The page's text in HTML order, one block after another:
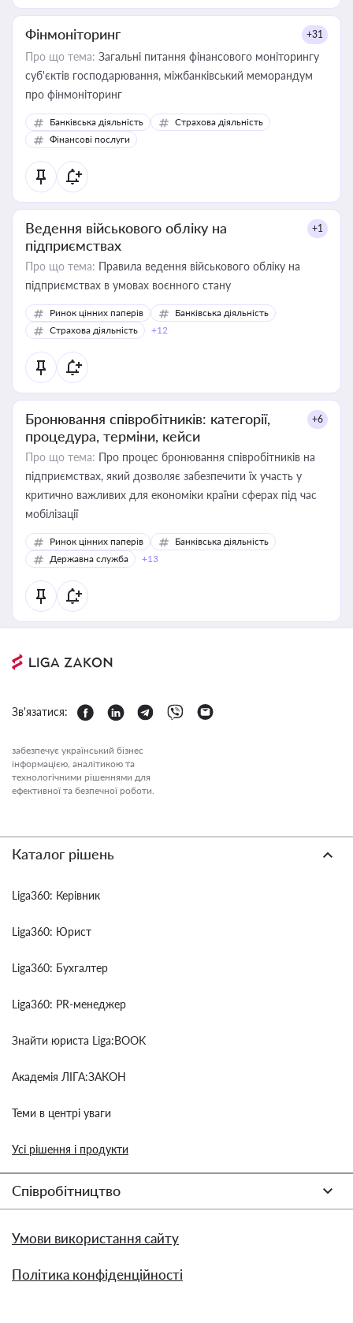
Фінмоніторинг +31
Про що тема: Загальні питання фінансового моніторингу
суб'єктів господарювання, міжбанківський меморандум
про фінмоніторинг
Банківська діяльність
Страхова діяльність
Фінансові послуги
Ведення військового обліку на
підприємствах
+1
Про що тема: Правила ведення військового обліку на
підприємствах в умовах воєнного стану
Ринок цінних паперів
Банківська діяльність
Страхова діяльність
+12
Бронювання співробітників: категорії,
процедура, терміни, кейси
+6
Про що тема: Про процес бронювання співробітників на
підприємствах, який дозволяє забезпечити їх участь у
критично важливих для економіки країни сферах під час
мобілізації
Ринок цінних паперів
Банківська діяльність
Державна служба
+13
Зв'язатися:
забезпечує український бізнес
інформацією, аналітикою та
технологічними рішеннями для
ефективної та безпечної роботи.
Каталог рішень
Liga360: Керівник
Liga360: Юрист
Liga360: Бухгалтер
Liga360: PR-менеджер
Знайти юриста Liga:BOOK
Академія ЛІГА:ЗАКОН
Теми в центрі уваги
Усі рішення і продукти
Співробітництво
Умови використання сайту
Політика конфіденційності